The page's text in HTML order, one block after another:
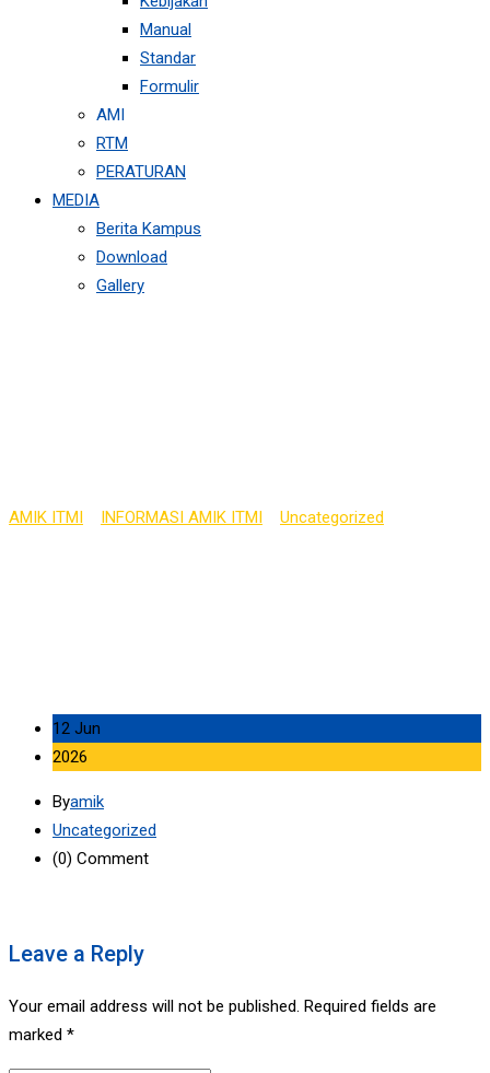
Manual
Standar
Formulir
AMI
RTM
PERATURAN
MEDIA
Berita Kampus
Download
Gallery
AMIK ITMI INFORMASI AMIK ITMI Uncategorized
12 Jun
2026
Byamik
Uncategorized
(0) Comment
Leave a Reply
Your email address will not be published. Required fields are
marked *